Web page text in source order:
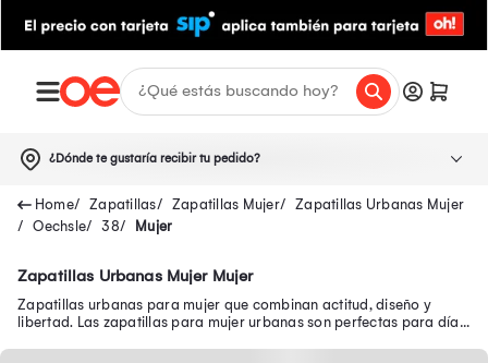
¿Dónde te gustaría recibir tu pedido?
Zapatillas Zapatillas Mujer
Zapatillas Urbanas Mujer
Oechsle
38 Mujer
Zapatillas Urbanas Mujer Mujer
Zapatillas urbanas para mujer que combinan actitud, diseño y
libertad. Las zapatillas para mujer urbanas son perfectas para días